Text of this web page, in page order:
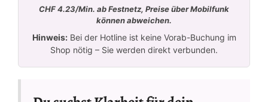
CHF 4.23/Min. ab Festnetz, Preise über Mobilfunk
können abweichen.
Hinweis:Bei der Hotline ist keine Vorab-Buchung im
Shop nötig – Sie werden direkt verbunden.